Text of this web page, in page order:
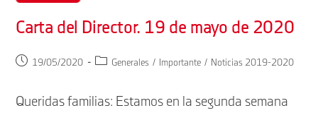
Carta del Director. 19 de mayo de 2020
Publicación
entrada:
19/05/2020
Categoría
entrada:
Generales / Importante / Noticias 2019-2020
Queridas familias: Estamos en la segunda semana